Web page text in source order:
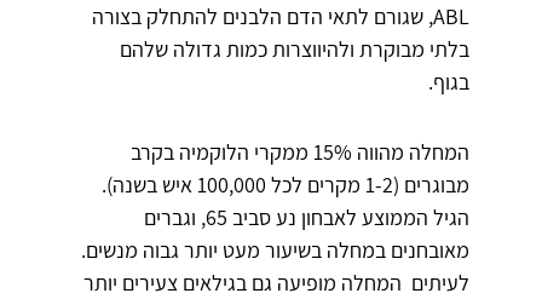
ABL, שגורם לתאי הדם הלבנים להתחלק בצורה
בלתי מבוקרת ולהיווצרות כמות גדולה שלהם
בגוף.
המחלה מהווה 15% ממקרי הלוקמיה בקרב
מבוגרים (1-2 מקרים לכל 100,000 איש בשנה).
הגיל הממוצע לאבחון נע סביב 65, וגברים
מאובחנים במחלה בשיעור מעט יותר גבוה מנשים.
לעיתים המחלה מופיעה גם בגילאים צעירים יותר